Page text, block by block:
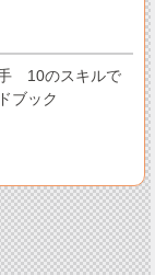
10のスキルで
ブック